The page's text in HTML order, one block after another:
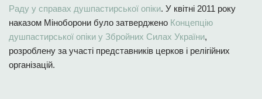
Раду у справах душпастирської опіки. У квітні 2011 року
наказом Міноборони було затверджено Концепцію
душпастирської опіки у Збройних Силах України,
розроблену за участі представників церков і релігійних
організацій.